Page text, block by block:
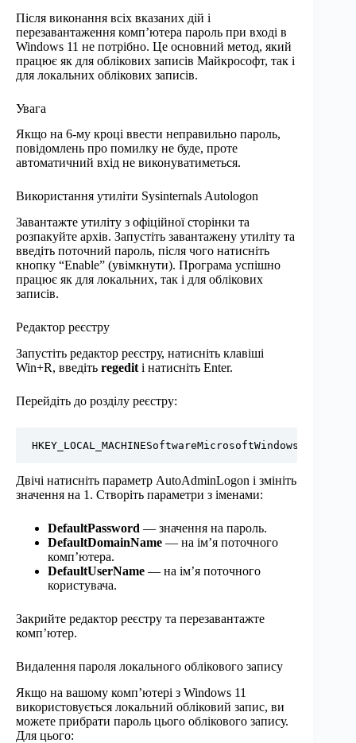
Після виконання всіх вказаних дій і
перезавантаження комп’ютера пароль при вході в
Windows 11 не потрібно. Це основний метод, який
працює як для облікових записів Майкрософт, так і
для локальних облікових записів.
Увага
Якщо на 6-му кроці ввести неправильно пароль,
повідомлень про помилку не буде, проте
автоматичний вхід не виконуватиметься.
Використання утиліти Sysinternals Autologon
Завантажте утиліту з офіційної сторінки та
розпакуйте архів. Запустіть завантажену утиліту та
введіть поточний пароль, після чого натисніть
кнопку “Enable” (увімкнути). Програма успішно
працює як для локальних, так і для облікових
записів.
Редактор реєстру
Запустіть редактор реєстру, натисніть клавіші
Win+R, введіть regedit і натисніть Enter.
Перейдіть до розділу реєстру:
HKEY_LOCAL_MACHINESoftwareMicrosoftWindows
Двічі натисніть параметр AutoAdminLogon і змініть
значення на 1. Створіть параметри з іменами:
DefaultPassword — значення на пароль.
DefaultDomainName — на ім’я поточного
комп’ютера.
DefaultUserName — на ім’я поточного
користувача.
Закрийте редактор реєстру та перезавантажте
комп’ютер.
Видалення пароля локального облікового запису
Якщо на вашому комп’ютері з Windows 11
використовується локальний обліковий запис, ви
можете прибрати пароль цього облікового запису.
Для цього: